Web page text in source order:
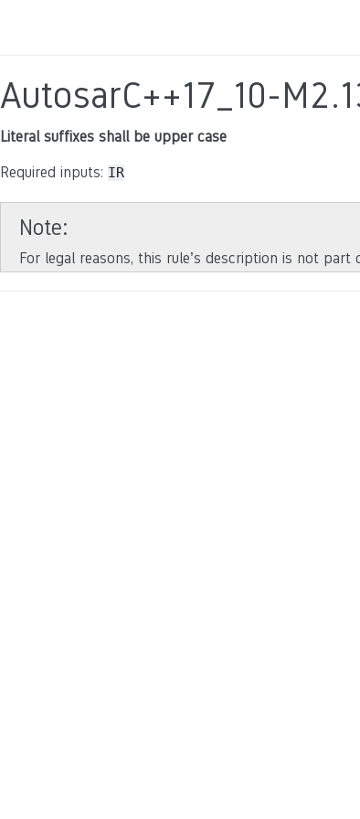
AutosarC++17_10-
Literal suffixes shall be upper case
Required inputs: IR
Note
For legal reasons, this rule’s description is not